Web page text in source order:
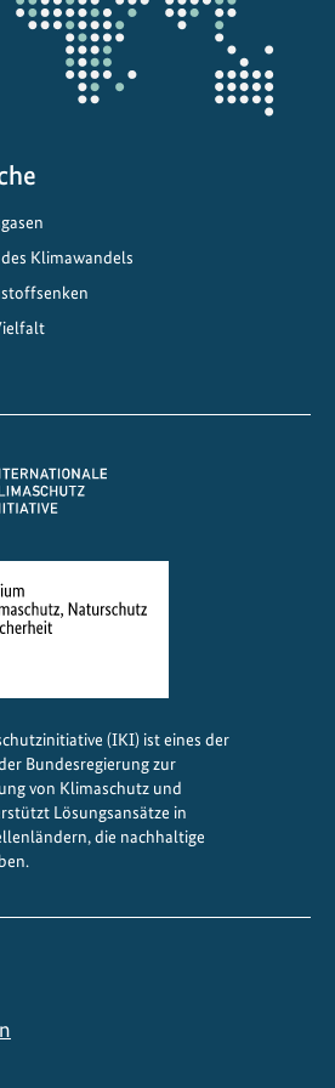
t
e
i
a
Klimawandels
(IKI) ist eines der
Bundesregierung zur
von Klimaschutz und
Lösungsansätze in
die nachhaltige